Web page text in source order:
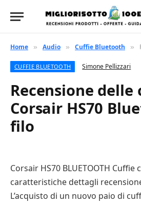
Home » Audio » Cuffie Bluetooth »
CUFFIE BLUETOOTH Simone Pellizzari
Recensione delle
Corsair HS70
filo
Corsair HS70 BLUETOOTH Cuffie
caratteristiche dettagli
L’acquisto di un nuovo paio di